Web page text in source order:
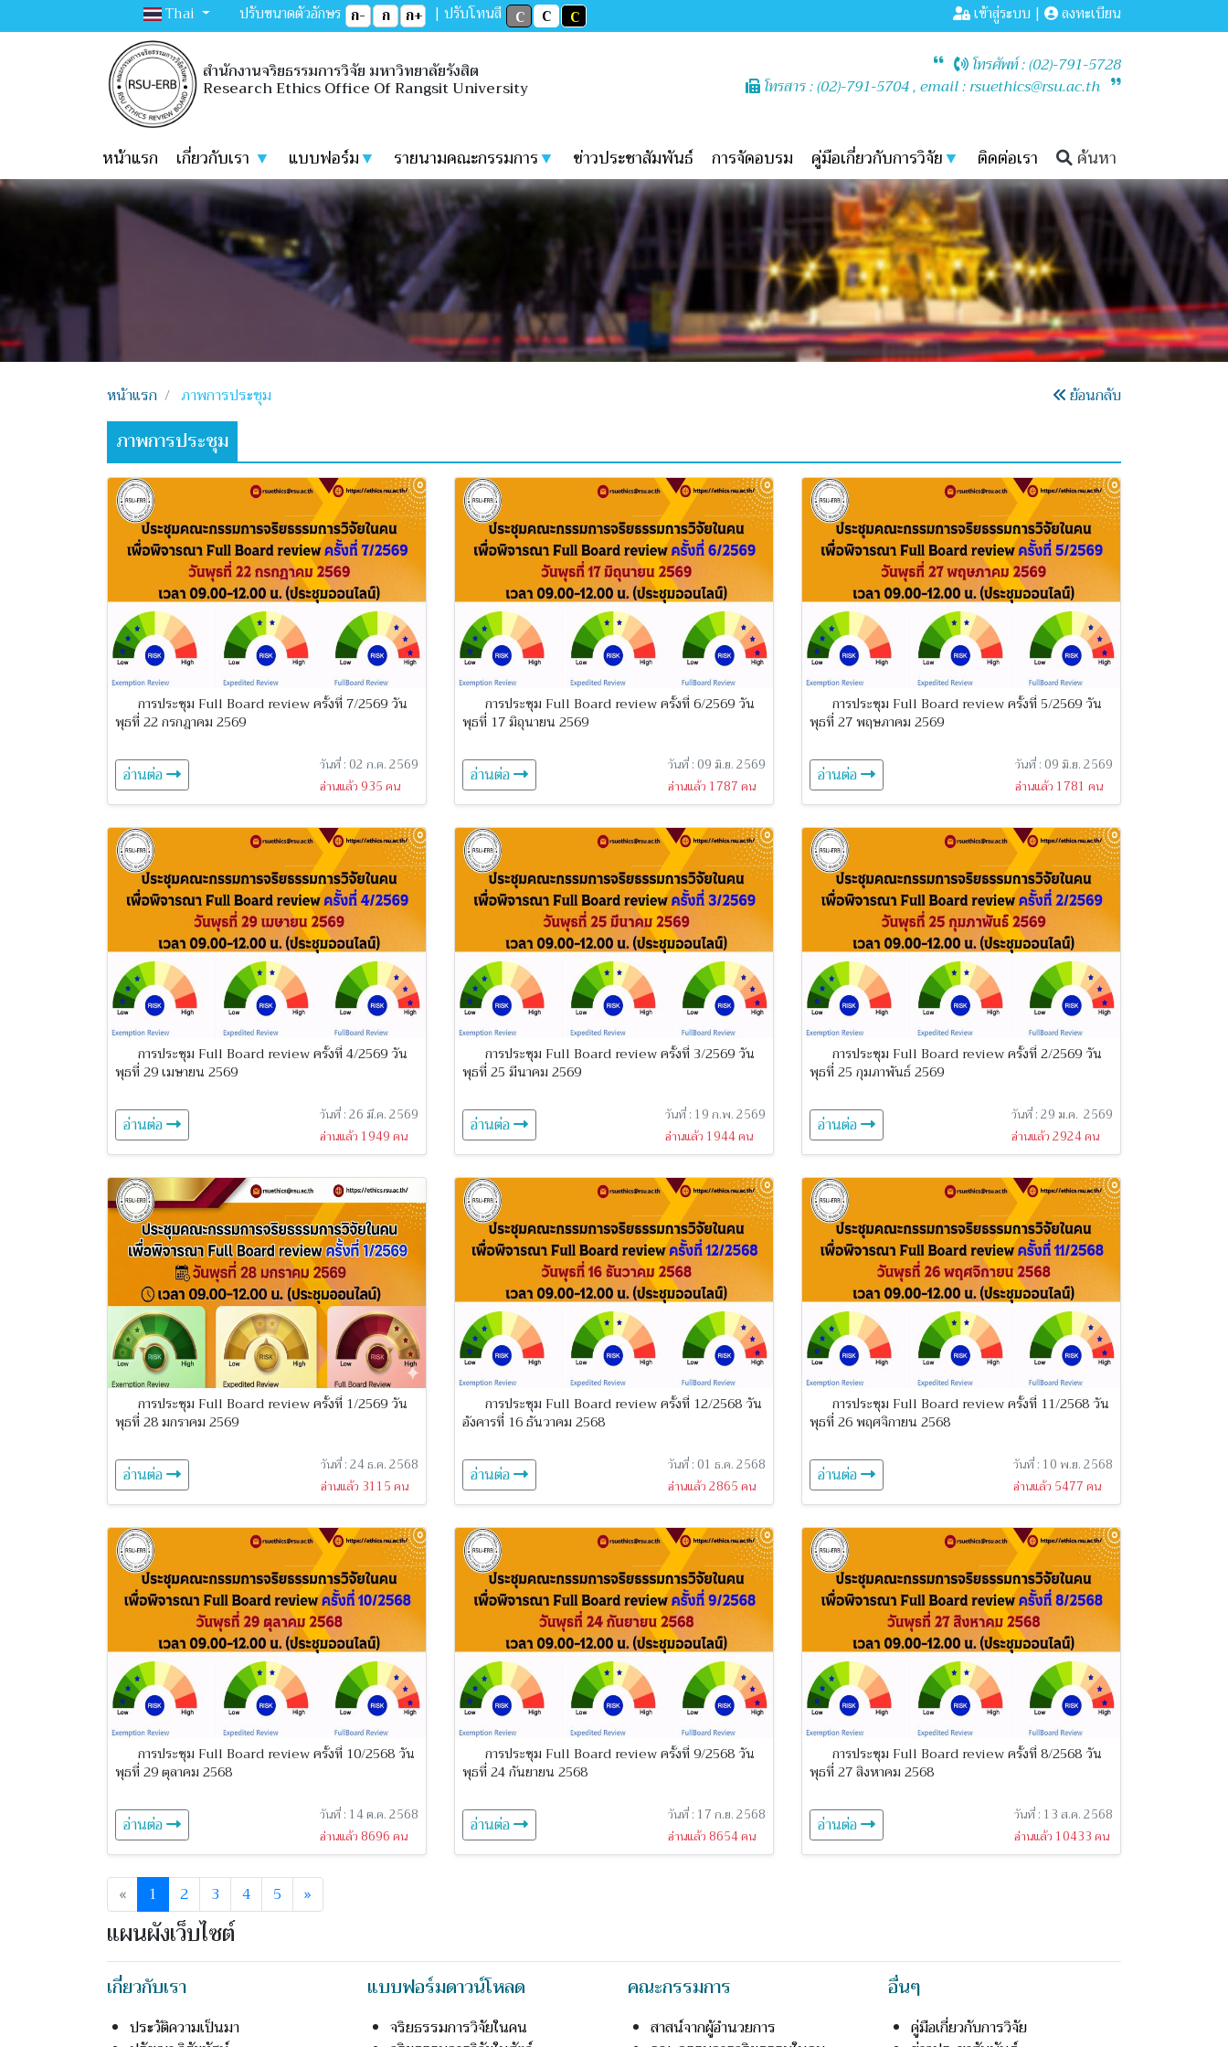
Thai ปรับขนาดตัวอักษร ก- ก ก+ | ปรับโทนสี C C C เข้าสู่ระบบ | ลงทะเบียน
สำนักงานจริยธรรมการวิจัย มหาวิทยาลัยรังสิต
Research Ethics Office Of Rangsit University
โทรศัพท์ : (02)-791-5728
โทรสาร : (02)-791-5704 , email : rsuethics@rsu.ac.th
หน้าแรก เกี่ยวกับเรา ▼ แบบฟอร์ม▼ รายนามคณะกรรมการ▼ ข่าวประชาสัมพันธ์ การจัดอบรม คู่มือเกี่ยวกับการวิจัย▼ ติดต่อเรา ค้นหา
หน้าแรก ภาพการประชุม ย้อนกลับ
ภาพการประชุม
การประชุม Full Board review ครั้งที่ 7/2569 วัน
พุธที่ 22 กรกฎาคม 2569
อ่านต่อ
วันที่ : 02 ก.ค. 2569
อ่านแล้ว 935 คน
การประชุม Full Board review ครั้งที่ 6/2569 วัน
พุธที่ 17 มิถุนายน 2569
อ่านต่อ
วันที่ : 09 มิ.ย. 2569
อ่านแล้ว 1787 คน
การประชุม Full Board review ครั้งที่ 5/2569 วัน
พุธที่ 27 พฤษภาคม 2569
อ่านต่อ
วันที่ : 09 มิ.ย. 2569
อ่านแล้ว 1781 คน
การประชุม Full Board review ครั้งที่ 4/2569 วัน
พุธที่ 29 เมษายน 2569
อ่านต่อ
วันที่ : 26 มี.ค. 2569
อ่านแล้ว 1949 คน
การประชุม Full Board review ครั้งที่ 3/2569 วัน
พุธที่ 25 มีนาคม 2569
อ่านต่อ
วันที่ : 19 ก.พ. 2569
อ่านแล้ว 1944 คน
การประชุม Full Board review ครั้งที่ 2/2569 วัน
พุธที่ 25 กุมภาพันธ์ 2569
อ่านต่อ
วันที่ : 29 ม.ค. 2569
อ่านแล้ว 2924 คน
การประชุม Full Board review ครั้งที่ 1/2569 วัน
พุธที่ 28 มกราคม 2569
อ่านต่อ
วันที่ : 24 ธ.ค. 2568
อ่านแล้ว 3115 คน
การประชุม Full Board review ครั้งที่ 12/2568 วัน
อังคารที่ 16 ธันวาคม 2568
อ่านต่อ
วันที่ : 01 ธ.ค. 2568
อ่านแล้ว 2865 คน
การประชุม Full Board review ครั้งที่ 11/2568 วัน
พุธที่ 26 พฤศจิกายน 2568
อ่านต่อ
วันที่ : 10 พ.ย. 2568
อ่านแล้ว 5477 คน
การประชุม Full Board review ครั้งที่ 10/2568 วัน
พุธที่ 29 ตุลาคม 2568
อ่านต่อ
วันที่ : 14 ต.ค. 2568
อ่านแล้ว 8696 คน
การประชุม Full Board review ครั้งที่ 9/2568 วัน
พุธที่ 24 กันยายน 2568
อ่านต่อ
วันที่ : 17 ก.ย. 2568
อ่านแล้ว 8654 คน
การประชุม Full Board review ครั้งที่ 8/2568 วัน
พุธที่ 27 สิงหาคม 2568
อ่านต่อ
วันที่ : 13 ส.ค. 2568
อ่านแล้ว 10433 คน
« 1 2 3 4 5 »
แผนผังเว็บไซต์
เกี่ยวกับเรา
ประวัติความเป็นมา
แบบฟอร์มดาวน์โหลด
จริยธรรมการวิจัยในคน
คณะกรรมการ
สาสน์จากผู้อำนวยการ
อื่นๆ
คู่มือเกี่ยวกับการวิจัย